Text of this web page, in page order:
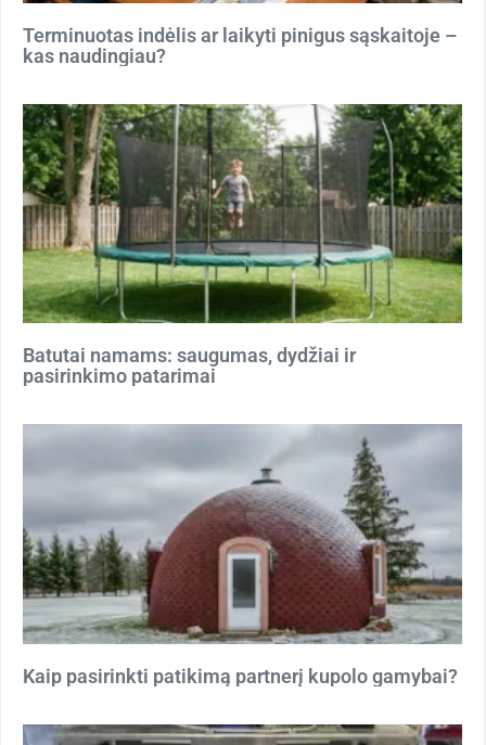
Terminuotas indėlis ar laikyti pinigus sąskaitoje –
kas naudingiau?
Batutai namams: saugumas, dydžiai ir
pasirinkimo patarimai
Kaip pasirinkti patikimą partnerį kupolo gamybai?